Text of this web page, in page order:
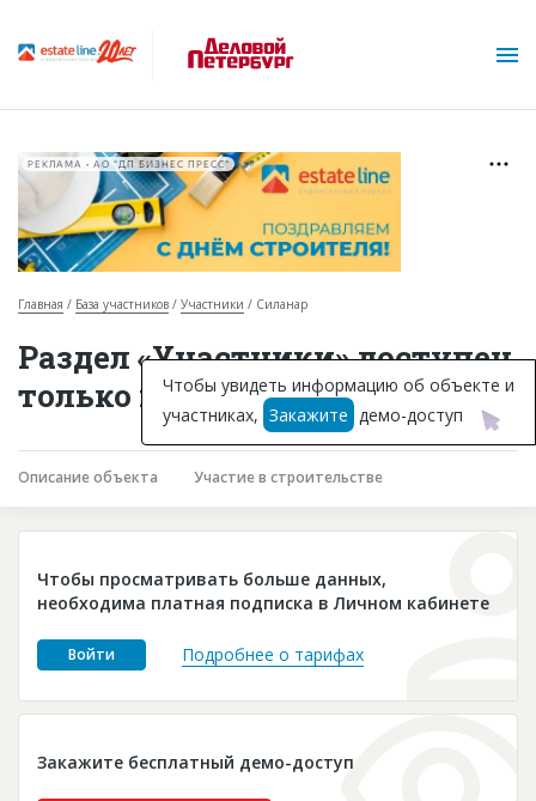
Горячие объекты
База строящихся объектов
Инвестпроекты
Глоссарий
Платные услуги
Пресс-релизы
РЕКЛАМА • АО "ДП БИЗНЕС ПРЕСС"
Главная База участников Участники Силанар
Раздел «Участники» доступен
только подписчикам
Описание объекта Участие в строительстве
Чтобы просматривать больше данных,
необходима платная подписка в Личном кабинете
Войти Подробнее о тарифах
Закажите бесплатный демо-доступ
Чтобы увидеть информацию об объекте и
участниках, Закажите демо-доступ